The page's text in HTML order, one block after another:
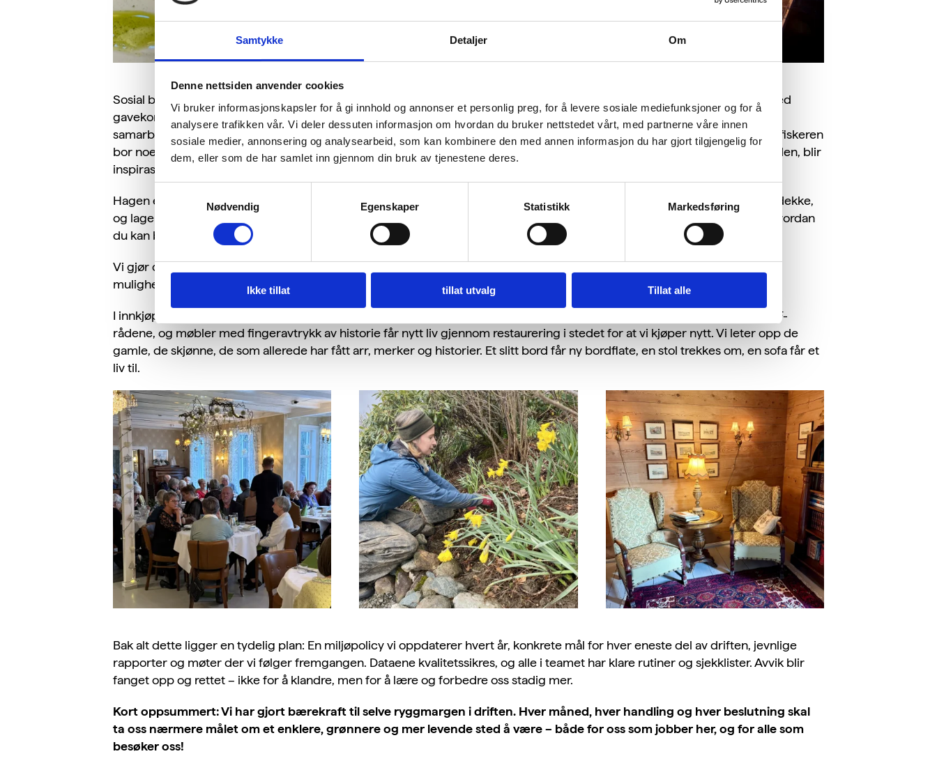
Samtykke Detaljer Om
Denne nettsiden anvender cookies
Vi bruker informasjonskapsler for å gi innhold og annonser et personlig preg, for å levere sosiale mediefunksjoner og for å
analysere trafikken vår. Vi deler dessuten informasjon om hvordan du bruker nettstedet vårt, med partnerne våre innen
sosiale medier, annonsering og analysearbeid, som kan kombinere den med annen informasjon du har gjort tilgjengelig for
dem, eller som de har samlet inn gjennom din bruk av tjenestene deres.
Nødvendig
Egenskaper Statistikk Markedsføring
Ikke tillat tillat utvalg Tillat alle
Sosial bærekraft er varm praksis. På Haaheim Gaard arrangerer vi sterkt nedprisede kvelder for eldre, bidrar generøst med
gavekort til lag og foreninger, og bygger fellesskap gjennom kultur, musikk og fortellinger. Vi håper å inspirere gjester og
samarbeidspartnere til å velge grønnere – uten å miste magien. Når gjestene opplever at stolen er eldre enn dem selv, at fiskeren
bor noen bukter unna, at eplemosten kommer fra Hardanger, og at urten på toppen ble klippet i hagen for en halvtime siden, blir
inspirasjonen til handling: reparere, velge lokalt, bruke alt, og ta vare på.
Hagen er vår store stolthet. Her dyrker vi uten torv, kunstgjødsel eller sprøytemidler, bygger jorda opp med kompost og dekke,
og lager pollinatorvennlige soner der blomster og insekter trives. Vår gartner inviterer jevnlig til vandringer og forteller hvordan
du kan bruke samme metoder hjemme.
Vi gjør det også enklere å reise grønt til oss. Samkjøring, bussgrupper, sykkelparkering og elbillading er bare noen av
mulighetene, og vi gir alltid gode tips til hvordan gjestene kan velge mest miljøvennlig.
I innkjøp velger vi alltid miljømerkede produkter og samarbeidspartnere med høy troverdighet. Sjømaten vår følger WWF-
rådene, og møbler med fingeravtrykk av historie får nytt liv gjennom restaurering i stedet for at vi kjøper nytt. Vi leter opp de
gamle, de skjønne, de som allerede har fått arr, merker og historier. Et slitt bord får ny bordflate, en stol trekkes om, en sofa får et
liv til.
Bak alt dette ligger en tydelig plan: En miljøpolicy vi oppdaterer hvert år, konkrete mål for hver eneste del av driften, jevnlige
rapporter og møter der vi følger fremgangen. Dataene kvalitetssikres, og alle i teamet har klare rutiner og sjekklister. Avvik blir
fanget opp og rettet – ikke for å klandre, men for å lære og forbedre oss stadig mer.
Kort oppsummert: Vi har gjort bærekraft til selve ryggmargen i driften. Hver måned, hver handling og hver beslutning skal
ta oss nærmere målet om et enklere, grønnere og mer levende sted å være – både for oss som jobber her, og for alle som
besøker oss!